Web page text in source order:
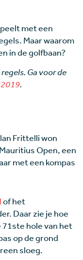
met een
Maar waarom
in de golfbaan?
Ga voor de
.
Frittelli won
Open, een
met een kompas
of het
Daar zie je hoe
hole van het
op de grond
sloeg.